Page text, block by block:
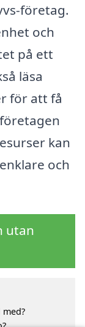
företag.
och
på ett
läsa
för att få
kan
och
utan